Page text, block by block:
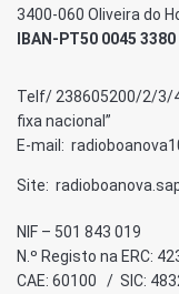
3400-060 Oliveira do
IBAN-PT50 0045
Telf/ 238605200/2/3/
fixa nacional”
E-mail:
Site:
NIF – 501 843 019
N.º Registo na ERC:
CAE: 60100 / SIC: